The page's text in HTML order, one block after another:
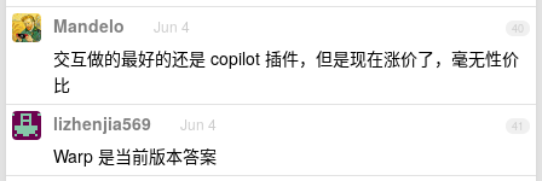
40
Mandelo Jun 4
交互做的最好的还是 copilot 插件，但是现在涨价了，毫无性价
比
41
lizhenjia569 Jun 4
Warp 是当前版本答案